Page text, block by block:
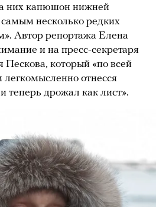
них капюшон нижней
несколько редких
Автор репортажа Елена
и на пресс-секретаря
который «по всей
отнесся
теперь дрожал как лист».